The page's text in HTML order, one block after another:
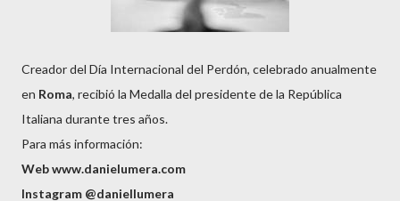
Creador del Día Internacional del Perdón, celebrado anualmente
en Roma, recibió la Medalla del presidente de la República
Italiana durante tres años.
Para más información:
Web www.danielumera.com
Instagram @daniellumera